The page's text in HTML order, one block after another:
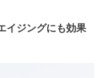
イジングにも効果